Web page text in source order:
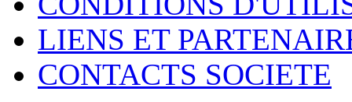
LIENS ET
CONTACTS SOCIETE